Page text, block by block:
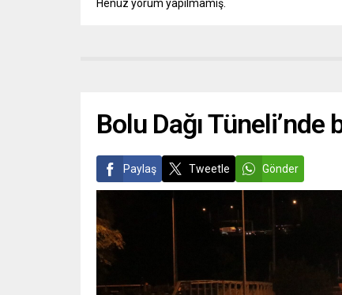
Henüz yorum yapılmamış.
Bolu Dağı
Paylaş Tweetle Gönder